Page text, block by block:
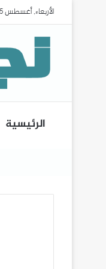
الأربعاء, أغسطس 5 2026
الرئيسية